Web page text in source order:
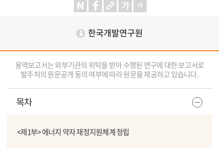
한국개발연구원
용역보고서는 외부기관의 위탁을 받아 수행된 연구에 대한 보고서로
발주처의 원문공개 동의 여부에 따라 원문을 제공하고 있습니다.
목차
<제1부> 에너지 약자 재정지원체계 정립